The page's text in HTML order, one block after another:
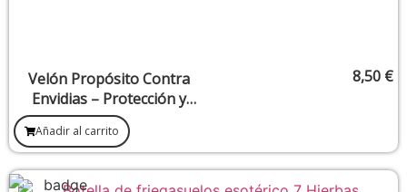
Velón Propósito Contra
Envidias – Protección y
limpieza de malas energías
8,50 €
Añadir al carrito